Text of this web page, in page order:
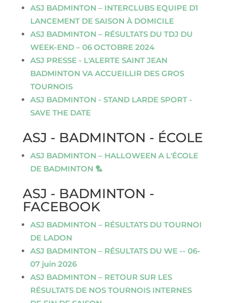
ASJ BADMINTON – INTERCLUBS EQUIPE D1
LANCEMENT DE SAISON À DOMICILE
ASJ BADMINTON – RÉSULTATS DU TDJ DU
WEEK-END – 06 OCTOBRE 2024
ASJ PRESSE - L'ALERTE SAINT JEAN
BADMINTON VA ACCUEILLIR DES GROS
TOURNOIS
ASJ BADMINTON - STAND LARDE SPORT -
SAVE THE DATE
ASJ - BADMINTON - ÉCOLE
ASJ BADMINTON – HALLOWEEN A L'ÉCOLE
DE BADMINTON 🏸
ASJ - BADMINTON -
FACEBOOK
ASJ BADMINTON – RÉSULTATS DU TOURNOI
DE LADON
ASJ BADMINTON – RÉSULTATS DU WE -- 06-
07 juin 2026
ASJ BADMINTON – RETOUR SUR LES
RÉSULTATS DE NOS TOURNOIS INTERNES